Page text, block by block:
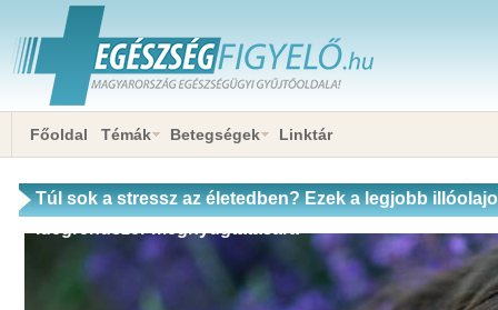
Főoldal Témák Betegségek Linktár
Túl sok a stressz az életedben? Ezek a legjobb